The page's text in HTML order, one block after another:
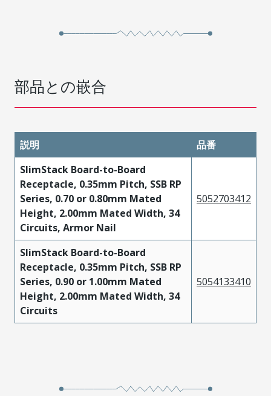
部品との嵌合
説明
品番
SlimStack Board-to-Board
Receptacle, 0.35mm Pitch, SSB RP
Series, 0.70 or 0.80mm Mated
Height, 2.00mm Mated Width, 34
Circuits, Armor Nail
5052703412
SlimStack Board-to-Board
Receptacle, 0.35mm Pitch, SSB RP
Series, 0.90 or 1.00mm Mated
Height, 2.00mm Mated Width, 34
Circuits
5054133410